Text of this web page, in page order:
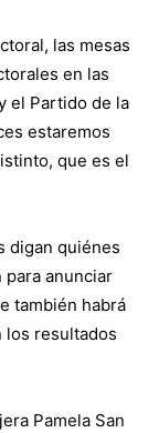
las mesas
en las
el Partido de la
estaremos
que es el
digan quiénes
para anunciar
también habrá
los resultados
Pamela San